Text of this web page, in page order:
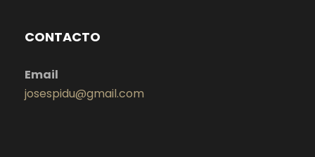
CONTACTO
Email
josespidu@gmail.com